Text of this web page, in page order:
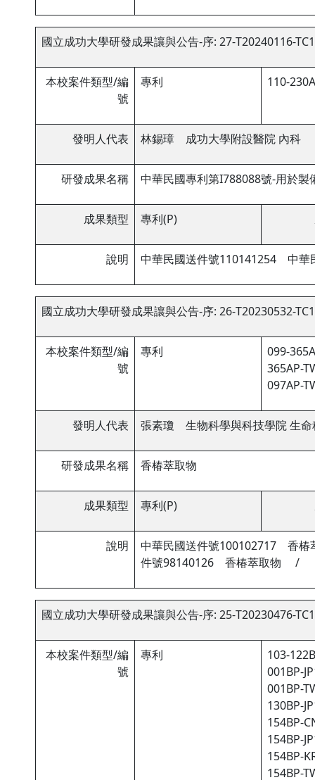
國立成功大學研發成果讓與公告-序: 27-T20240116-TC1
本校案件類型/編
號
專利 110-
發明人代表 林錫璋 成功大學附設醫院 內科
研發成果名稱 中華民國專利第I788088號-用於
成果類型 專利(P)
說明 中華民國送件號110141254 中
國立成功大學研發成果讓與公告-序: 26-T20230532-TC1
本校案件類型/編
號
專利
099-
365AP-
097AP-
發明人代表 張素瓊 生物科學與科技學院 生命
研發成果名稱 香椿萃取物
成果類型 專利(P)
說明
中華民國送件號100102717 香
件號98140126 香椿萃取物 /
國立成功大學研發成果讓與公告-序: 25-T20230476-TC1
本校案件類型/編
號
專利
103-
001BP-
001BP-
130BP-
154BP-
154BP-
154BP-
154BP-